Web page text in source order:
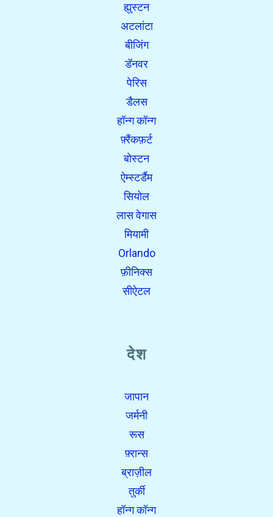
ह्युस्टन
अटलांटा
बीजिंग
डॅनवर
पेरिस
डैलस
हॉन्ग कॉन्ग
फ़्रैंकफ़र्ट
बोस्टन
ऐम्स्टर्डैम
सियोल
लास वेगास
मियामी
Orlando
फ़ीनिक्स
सीऐटल
देश
जापान
जर्मनी
रूस
फ़्रान्स
ब्राज़ील
तुर्की
हॉन्ग कॉन्ग